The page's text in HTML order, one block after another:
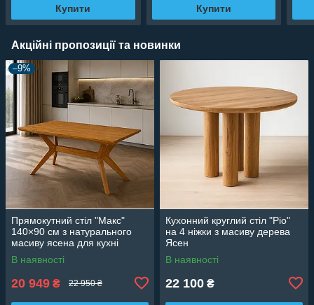
Купити Купити
Акційні пропозиції та новинки
–9%
Прямокутний стіл "Макс"
140×90 см з натурального
масиву ясена для кухні
В наявності
20 949 ₴ 22 950 ₴
Кухонний круглий стіл "Ріо"
на 4 ніжки з масиву дерева
Ясен
В наявності
22 100 ₴